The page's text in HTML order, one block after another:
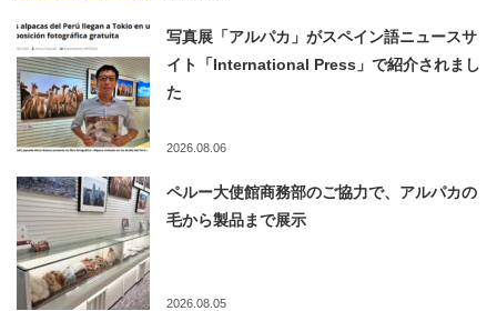
写真展「アルパカ」がスペイン語ニュースサ
イト「International Press」で紹介されまし
た
2026.08.06
ペルー大使館商務部のご協力で、アルパカの
毛から製品まで展示
2026.08.05